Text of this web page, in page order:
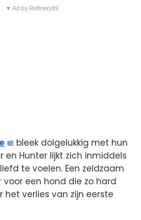
▼ Ad by Refinery89
bleek dolgelukkig met hun
en Hunter lijkt zich inmiddels
te voelen. Een zeldzaam
voor een hond die zo hard
het verlies van zijn eerste